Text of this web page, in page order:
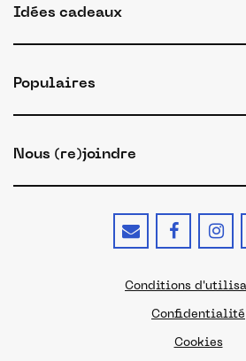
Idées cadeaux
Populaires
Nous (re)joindre
Conditions
Confidentialité
Cookies